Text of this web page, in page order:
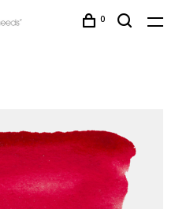
0